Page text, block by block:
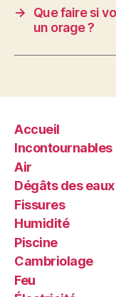
→
Que faire si
un orage ?
Accueil
Incontournables
Air
Dégâts des eaux
Fissures
Humidité
Piscine
Cambriolage
Feu